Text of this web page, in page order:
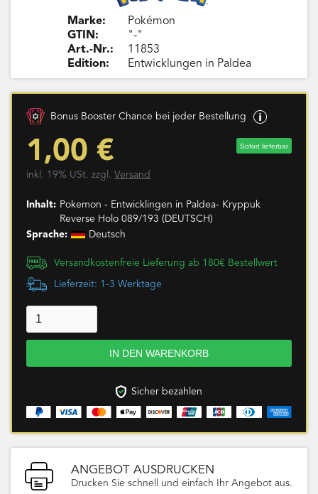
Marke:
GTIN:
Art.-Nr.:
Edition:
Pokémon
"-"
11853
Entwicklungen in Paldea
Bonus Booster Chance bei jeder Bestellung
1,00 € Sofort lieferbar
inkl. 19% USt. zzgl. Versand
Inhalt: Pokemon - Entwicklingen in Paldea- Kryppuk
Reverse Holo 089/193 (DEUTSCH)
Sprache:
Deutsch
Versandkostenfreie Lieferung ab 180€ Bestellwert
Lieferzeit: 1-3 Werktage
Sicher bezahlen
ANGEBOT AUSDRUCKEN
Drucken Sie schnell und einfach Ihr Angebot aus.